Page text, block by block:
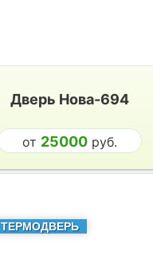
Дверь Нова-694
от 25000руб.
ТЕРМОДВЕРЬ